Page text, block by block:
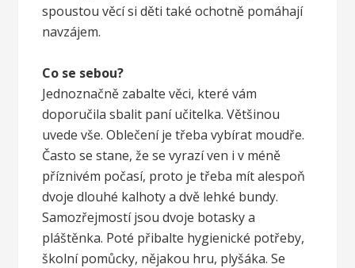
spoustou věcí si děti také ochotně pomáhají
navzájem.
Co se sebou?
Jednoznačně zabalte věci, které vám
doporučila sbalit paní učitelka. Většinou
uvede vše. Oblečení je třeba vybírat moudře.
Často se stane, že se vyrazí ven i v méně
příznivém počasí, proto je třeba mít alespoň
dvoje dlouhé kalhoty a dvě lehké bundy.
Samozřejmostí jsou dvoje botasky a
pláštěnka. Poté přibalte hygienické potřeby,
školní pomůcky, nějakou hru, plyšáka. Se